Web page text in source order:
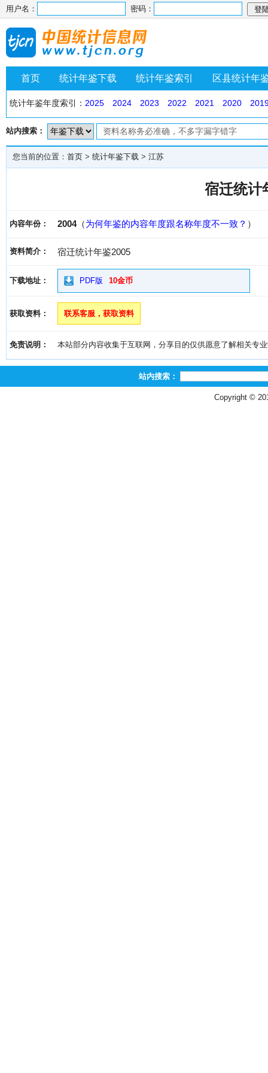
用户名： 密码：
首页 统计年鉴下载 统计年鉴索引 区县统计年
统计年鉴年度索引： 2025 2024 2023 2022 2021 2020
站内搜索：
您当前的位置： 首页 > 统计年鉴下载 > 江苏
宿迁统计
内容年份： 2004（为何年鉴的内容年度跟名称年度不一致？ ）
资料简介： 宿迁统计年鉴2005
下载地址： PDF版 10金币
获取资料： 联系客服，获取资料
免责说明： 本站部分内容收集于互联网，分享目的仅供愿意了解相关专
站内搜索：
Copyright ©